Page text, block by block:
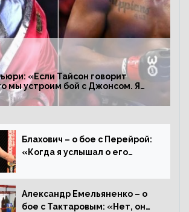
«Если Тайсон говорит
мы устроим бой с Джонсом. Я
Флойда Мейвезера драться с
Блахович – о бое с Перейрой:
«Когда я услышал о его
драться с ним»
Александр Емельяненко – о
бое с Тактаровым: «Нет, он